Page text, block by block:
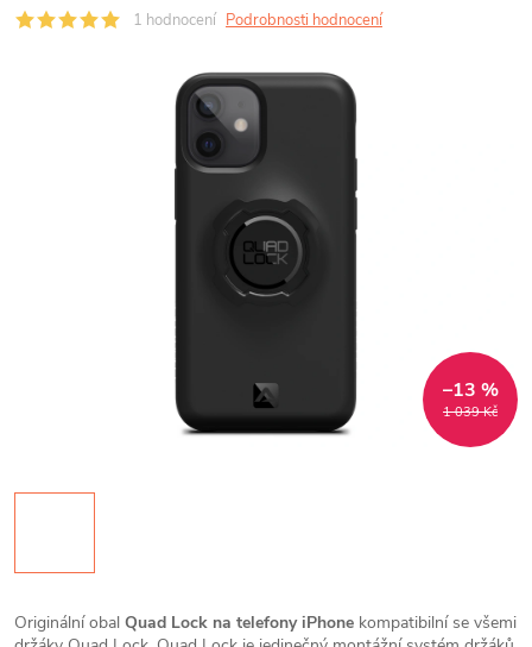
1 hodnocení Podrobnosti hodnocení
1 039 Kč
–13 %
Originální obal Quad Lock na telefony iPhone kompatibilní se všemi